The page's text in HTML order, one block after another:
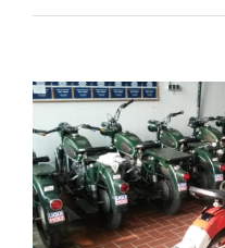
Zeige
grösseres
Bild